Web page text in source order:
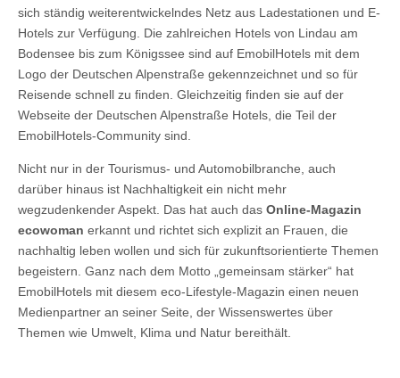
sich ständig weiterentwickelndes Netz aus Ladestationen und E-
Hotels zur Verfügung. Die zahlreichen Hotels von Lindau am
Bodensee bis zum Königssee sind auf EmobilHotels mit dem
Logo der Deutschen Alpenstraße gekennzeichnet und so für
Reisende schnell zu finden. Gleichzeitig finden sie auf der
Webseite der Deutschen Alpenstraße Hotels, die Teil der
EmobilHotels-Community sind.
Nicht nur in der Tourismus- und Automobilbranche, auch
darüber hinaus ist Nachhaltigkeit ein nicht mehr
wegzudenkender Aspekt. Das hat auch das Online-Magazin
ecowoman erkannt und richtet sich explizit an Frauen, die
nachhaltig leben wollen und sich für zukunftsorientierte Themen
begeistern. Ganz nach dem Motto „gemeinsam stärker“ hat
EmobilHotels mit diesem eco-Lifestyle-Magazin einen neuen
Medienpartner an seiner Seite, der Wissenswertes über
Themen wie Umwelt, Klima und Natur bereithält.